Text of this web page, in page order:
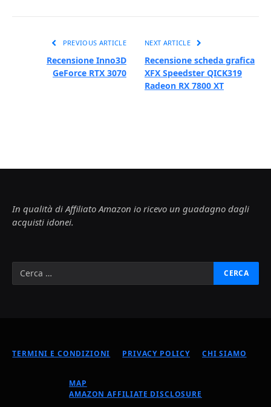
PREVIOUS ARTICLE
Recensione Inno3D
GeForce RTX 3070
NEXT ARTICLE
Recensione scheda grafica
XFX Speedster QICK319
Radeon RX 7800 XT
In qualità di Affiliato Amazon io ricevo un guadagno dagli
acquisti idonei.
TERMINI E CONDIZIONI PRIVACY POLICY CHI SIAMO
MAP
AMAZON AFFILIATE DISCLOSURE